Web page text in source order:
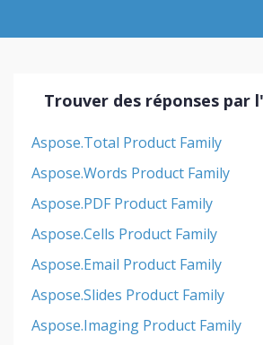
Trouver des réponses par
Aspose.Total Product Family
Aspose.Words Product Family
Aspose.PDF Product Family
Aspose.Cells Product Family
Aspose.Email Product Family
Aspose.Slides Product Family
Aspose.Imaging Product Family